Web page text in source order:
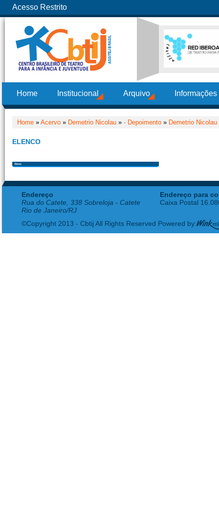
Acesso Restrito
Home Institucional Arquivo
Home » Acervo » Demetrio Nicolau » - Depoimento » Demetrio Nicolau
ELENCO
Endereço
Rua do Catete, 338 Sobreloja - Catete
Rio de Janeiro/RJ
Endereço para
Caixa Postal
©Copyright 2013 - Cbtij All Rights Reserved Powered by: